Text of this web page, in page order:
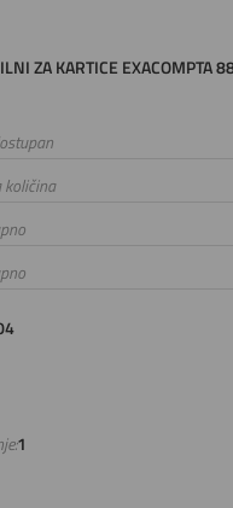
ZA KARTICE EXACOMPTA
količina
1